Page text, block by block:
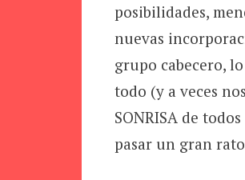
posibilidades,
nuevas
grupo cabecero,
todo (y a veces
SONRISA de
pasar un gran